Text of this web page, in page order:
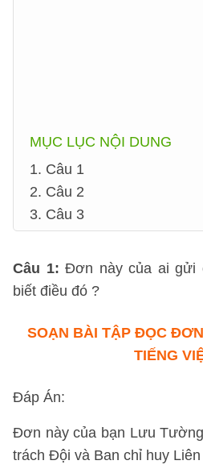
MỤC LỤC NỘI DUNG
1. Câu 1
2. Câu 2
3. Câu 3
Câu 1: Đơn này của ai gửi
biết điều đó ?
SOẠN BÀI TẬP ĐỌC
TIẾNG
Đáp Án:
Đơn này của bạn Lưu
trách Đội và Ban chỉ huy Liên